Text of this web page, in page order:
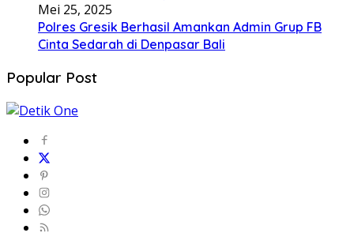
Mei 25, 2025
Polres Gresik Berhasil Amankan Admin Grup FB
Cinta Sedarah di Denpasar Bali
Popular Post